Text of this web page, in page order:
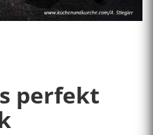
perfekt